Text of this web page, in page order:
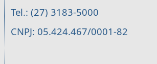
Tel.: (27) 3183-5000
CNPJ: 05.424.467/0001-82